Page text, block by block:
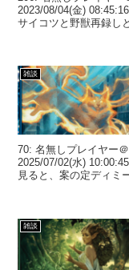
2023/08/04(金)
雑談
70: 名無しプレイヤー
2025/07/02(水)
雑談